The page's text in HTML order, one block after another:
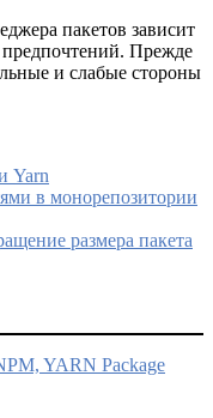
пакетов зависит
Прежде
и слабые стороны
Yarn
в монорепозитории
размера пакета
YARN Package